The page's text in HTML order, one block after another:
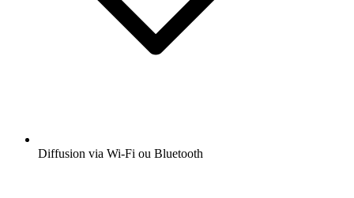
Diffusion via Wi-Fi ou Bluetooth